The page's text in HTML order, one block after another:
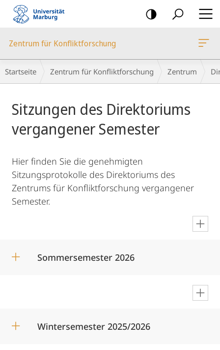
Mobile-
Navigation
Zentrum für Konfliktforschung
Breadcrumb-
Navigation
Startseite Zentrum für Konfliktforschung Zentrum
Sitzungen des Direktoriums
vergangener Semester
Hier finden Sie die genehmigten
Sitzungsprotokolle des Direktoriums des
Zentrums für Konfliktforschung vergangener
Semester.
Sommersemester 2026
Wintersemester 2025/2026